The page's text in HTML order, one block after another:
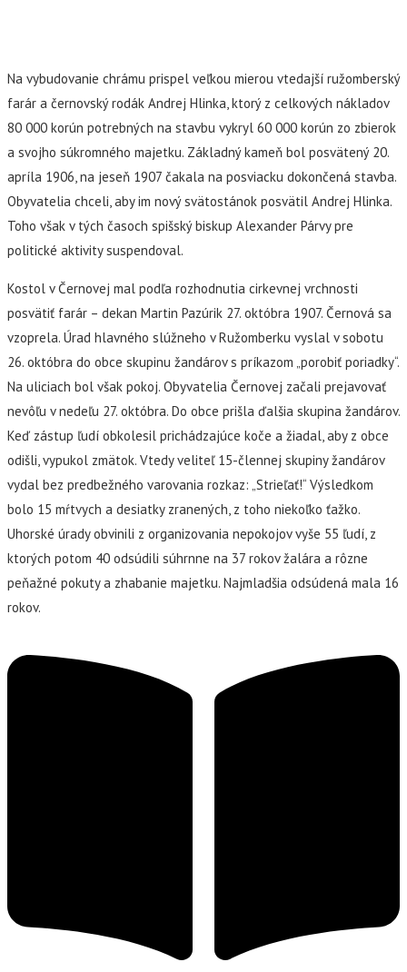
Na vybudovanie chrámu prispel veľkou mierou vtedajší ružomberský
farár a černovský rodák Andrej Hlinka, ktorý z celkových nákladov
80 000 korún potrebných na stavbu vykryl 60 000 korún zo zbierok
a svojho súkromného majetku. Základný kameň bol posvätený 20.
apríla 1906, na jeseň 1907 čakala na posviacku dokončená stavba.
Obyvatelia chceli, aby im nový svätostánok posvätil Andrej Hlinka.
Toho však v tých časoch spišský biskup Alexander Párvy pre
politické aktivity suspendoval.
Kostol v Černovej mal podľa rozhodnutia cirkevnej vrchnosti
posvätiť farár – dekan Martin Pazúrik 27. októbra 1907. Černová sa
vzoprela. Úrad hlavného slúžneho v Ružomberku vyslal v sobotu
26. októbra do obce skupinu žandárov s príkazom „porobiť poriadky“.
Na uliciach bol však pokoj. Obyvatelia Černovej začali prejavovať
nevôľu v nedeľu 27. októbra. Do obce prišla ďalšia skupina žandárov.
Keď zástup ľudí obkolesil prichádzajúce koče a žiadal, aby z obce
odišli, vypukol zmätok. Vtedy veliteľ 15-člennej skupiny žandárov
vydal bez predbežného varovania rozkaz: „Strieľať!“ Výsledkom
bolo 15 mŕtvych a desiatky zranených, z toho niekoľko ťažko.
Uhorské úrady obvinili z organizovania nepokojov vyše 55 ľudí, z
ktorých potom 40 odsúdili súhrnne na 37 rokov žalára a rôzne
peňažné pokuty a zhabanie majetku. Najmladšia odsúdená mala 16
rokov.